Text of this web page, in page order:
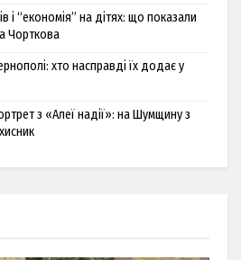
і “економія” на дітях: що показали
Чорткова
хто насправді їх додає у
з «Алеї надії»: на Шумщину з